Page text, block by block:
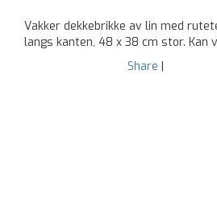
Vakker dekkebrikke av lin med
langs kanten, 48 x 38 cm stor. Kan
Share |